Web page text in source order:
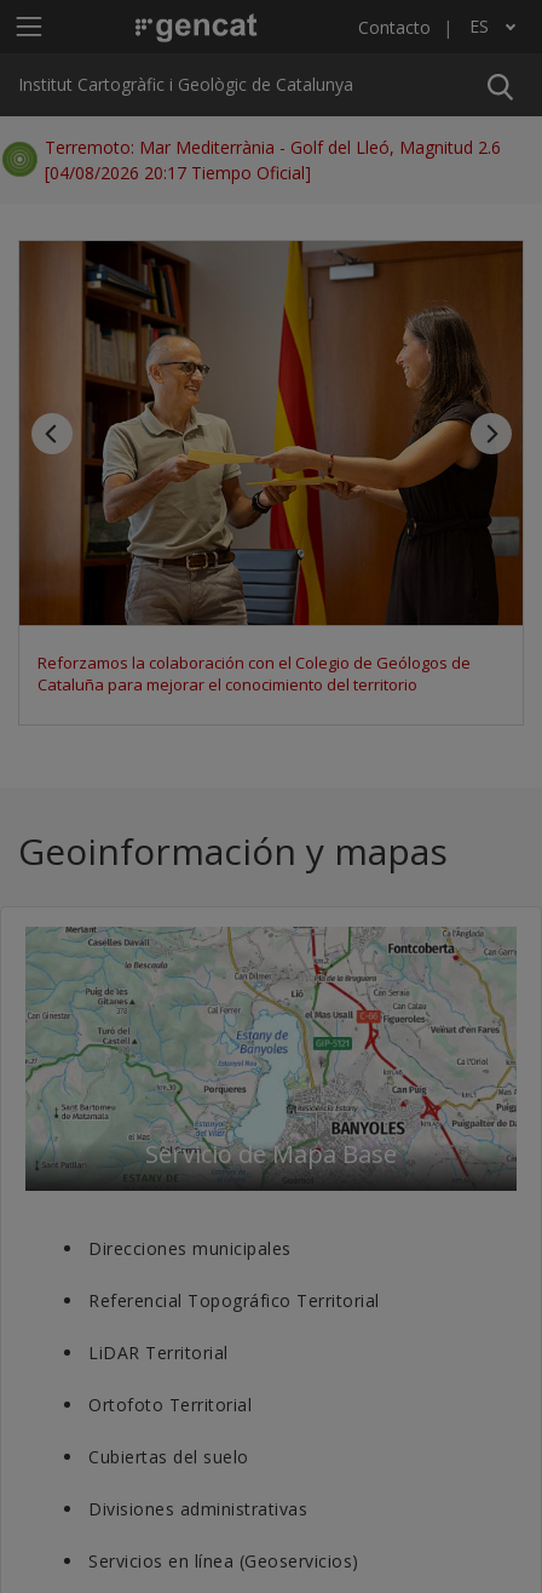
Menú principal ICGC Contacto ES
Lista adicional de acciones
Institut Cartogràfic i Geològic de Catalunya
Terremoto: Mar Mediterrània - Golf del Lleó, Magnitud 2.6
[04/08/2026 20:17 Tiempo Oficial]
Participamos en el Space Economy Congress 2026 para debatir
los usos de los datos de observación de la Tierra
Geoinformación y mapas
Servicio de Mapa Base
Direcciones municipales
Referencial Topográfico Territorial
LiDAR Territorial
Ortofoto Territorial
Cubiertas del suelo
Divisiones administrativas
Servicios en línea (Geoservicios)